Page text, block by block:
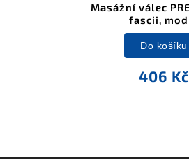
Masážní válec
fascii,
406 Kč
Do košíku